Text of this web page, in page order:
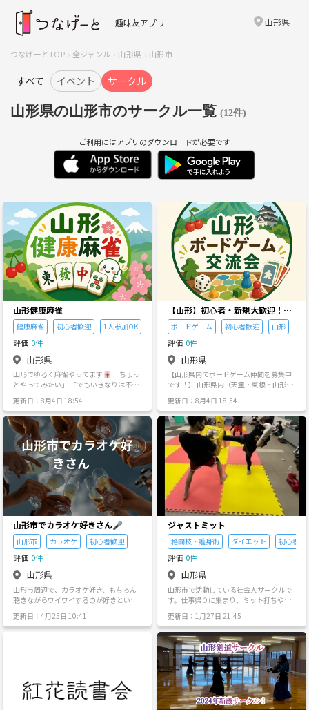
趣味友アプリ 山形県
つなげーとTOP 全ジャンル 山形県 山形市
すべて イベント サークル
山形県の山形市のサークル一覧 (12件)
ご利用にはアプリのダウンロードが必要です
山形健康麻雀
健康麻雀 初心者歓迎 1人参加OK
評価 0件
山形県
山形でゆるく麻雀やってます🀄️ 「ちょっ
とやってみたい」 「でもいきなりは不
す！ ✔ お金は賭けません ✔ 禁煙 ✔ 初
心者さん歓迎 ✔ 1人参加OK（むしろ多い
です） オンライン麻雀が打てるくらいな
らOK◎ 点数計算できなくても大丈夫で
す！ ルールもゆるくフォローしながらや
ってるので 「ちゃんとできるか不安…」
って人でも安心してください👌 実際、初
参加の方も毎回いるので 1人でも全然な
じみやすい雰囲気です！ ガチすぎない、
ゆるめの空気でやってます〜 ⸻ 📍場
所：みんなのたまり場（山形市） 🕐時
間：13:00〜19:00 📅頻度：月1回 参加し
たい方は連絡ください🙌 質問だけでも大
歓迎です！
更新日：8月4日 18:54
【山形】初心者・新規大歓迎！
「また明日も遊びたい」と思える
ボードゲーム交流会
ボードゲーム 初心者歓迎 山形
評価 0件
山形県
【山形県内でボードゲーム仲間を募集中
です！】 山形県内（天童・東根・山形市
楽しめる仲間を募集しています。 ● 当グ
ループの理念 私たちは、勝敗よりも「対
戦相手が『また明日あなたと遊びたい』
と思えるようなプレイ」を何より大切に
しています。 ボードゲームを通じて、参
加者全員が笑い合える心地よい空間を目
指しています！ ● こんな方にオススメ！
・難しいルールより、ワイワイ遊べる
「パーティーゲーム」が好き ・ボードゲ
ームに興味はあるけど、どこに行けばい
いか分からない ・ギスギスした対戦では
なく、和やかな雰囲気を楽しみたい ・
「まずは雰囲気だけ知りたい」という初
心者の方 ● よく遊ぶゲーム例（軽量級中
心） カードゲームや、30分〜1時間程度
で終わるライトなゲームがメインです。
初めての方には丁寧にルール説明をしま
すので、知識ゼロで参加しても大丈夫で
す！ ● 活動場所 山形県内の公共施設やボ
ードゲームカフェを予定しています。 ●
参加方法 まずはオープンチャットで雰囲
気を見ていただくだけでも大歓迎です！
詳細やURLを知りたい方はお気軽にご連
絡ください。 ※注意事項 ・ネットワーク
ビジネス、宗教、他イベントへの強引な
勧誘は禁止です。 ・誹謗中傷や、他の参
加者が不快に思う言動はお控えくださ
い。 ・マナーを守って楽しく遊べる方の
み募集しております。
更新日：8月4日 18:54
山形市でカラオケ好きさん🎤
山形市 カラオケ 初心者歓迎
評価 0件
山形県
山形市周辺で、カラオケ好き、もちろん
聴きながらワイワイするのが好きという
やカラオケスナックで集まりましょう😌
更新日：4月25日 10:41
ジャストミット
格闘技・護身術 ダイエット 初心者歓
評価 0件
山形県
山形市で活動している社会人サークルで
す。仕事帰りに集まり、ミット打ちやボ
でます。 活動場所は山形市江南公民館で
時間は２０時～２２時です グローブ等エ
クササイズに必要な道具は こちらでご準
備しております。 格闘技&運動初心者ば
かりですが毎週楽しく 活動しておりま
す。 格闘技に興味がある方やダイエット
したい方 日頃のストレス発散したい方な
ど 是非よろしくお願い致します。 ※ 今月
の活動日等詳しい日程が知りたい方は当
更新日：1月27日 21:45